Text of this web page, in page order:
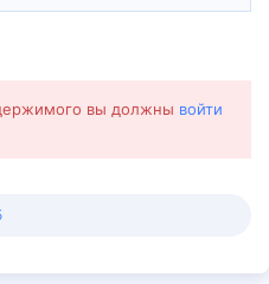
вы должны войти